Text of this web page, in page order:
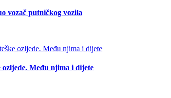
vozač putničkog vozila
ozljede. Među njima i dijete